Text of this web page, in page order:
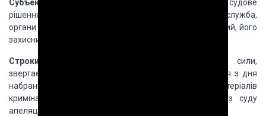
Субъекты:
суд,прокурор,органи,що виконують судове
рішення (Держ.пенітенц.служба, Держ.виконавча
служба,
органи ВС, служба у справах неповнолітніх), засуджений, його
захисник, його
Строки:
судове рішення, що набрало законної сили,
звертається до виконання не пізніше
ніж через 2 дня з дня
набрання ним законної сили або повернення матеріалів
кримінального
провадження до суду 1 інстанції із суду
апеляційної чи касаційної інстанції або